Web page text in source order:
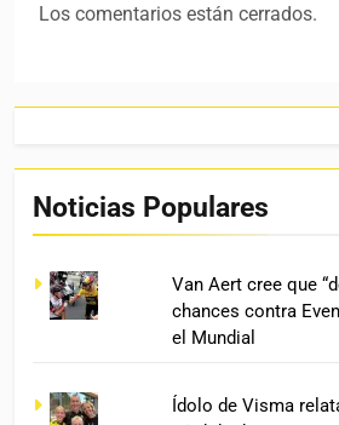
Los comentarios están cerrados.
Noticias Populares
Van Aert cree que
chances contra
el Mundial
Ídolo de Visma